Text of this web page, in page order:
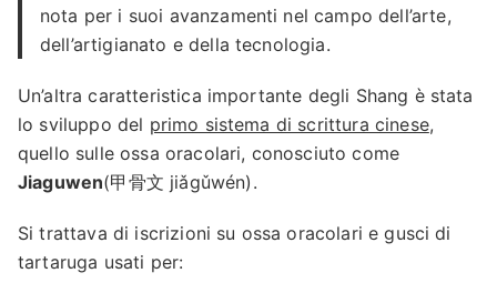
nota per i suoi avanzamenti nel campo dell’arte,
dell’artigianato e della tecnologia.
Un’altra caratteristica importante degli Shang è stata
lo sviluppo del primo sistema di scrittura cinese,
quello sulle ossa oracolari, conosciuto come
Jiaguwen(甲骨文 jiǎgǔwén).
Si trattava di iscrizioni su ossa oracolari e gusci di
tartaruga usati per: